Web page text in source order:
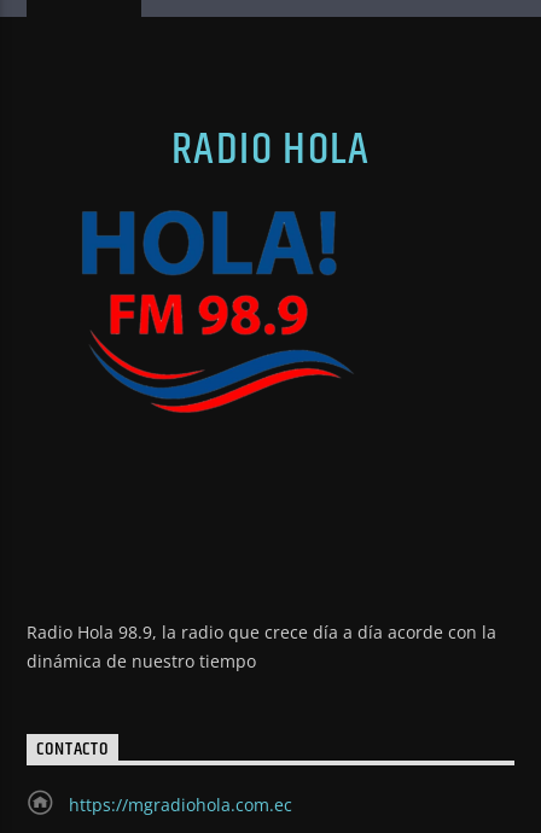
RADIO HOLA
Radio Hola 98.9, la radio que crece día a día acorde con la
dinámica de nuestro tiempo
CONTACTO
https://mgradiohola.com.ec